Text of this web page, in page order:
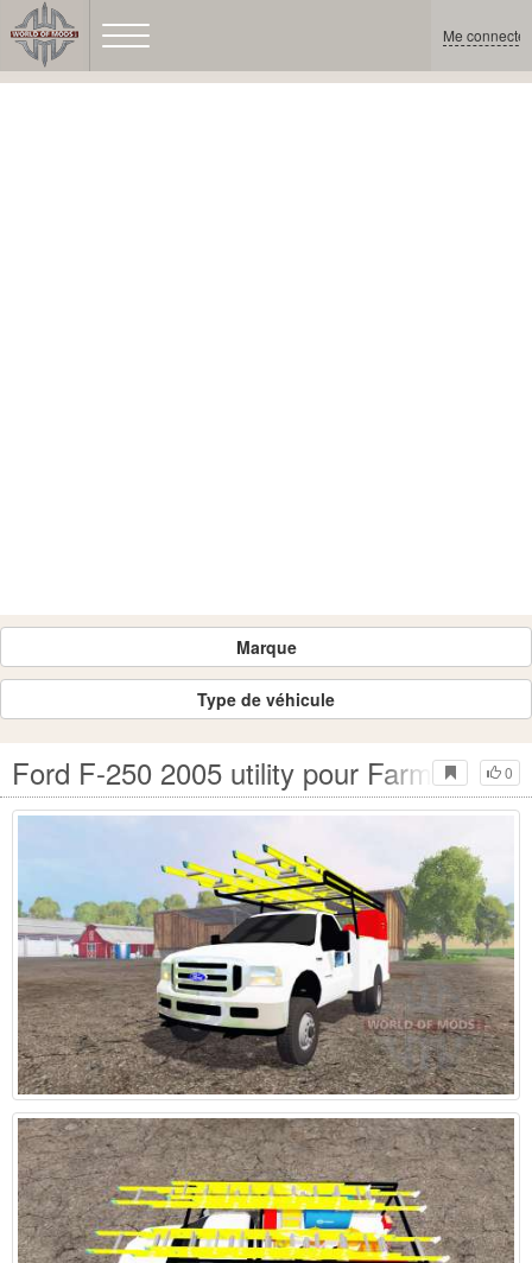
Me connecter
Marque
Type de véhicule
0
Ford F-250 2005 utility pour Farming